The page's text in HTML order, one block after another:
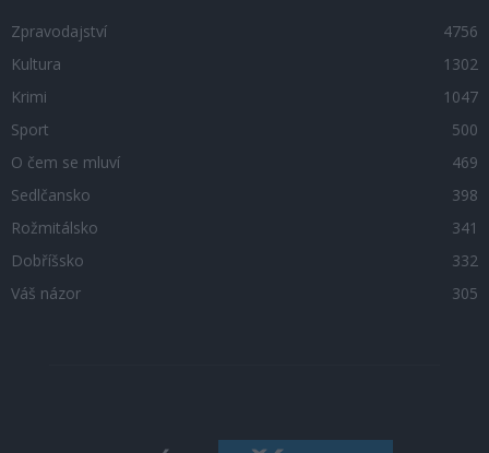
Zpravodajství
4756
Kultura
1302
Krimi
1047
Sport
500
O čem se mluví
469
Sedlčansko
398
Rožmitálsko
341
Dobříšsko
332
Váš názor
305